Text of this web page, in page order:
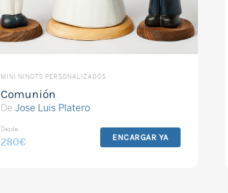
MINI NINOTS PERSONALIZADOS
Comunión
DeJose Luis Platero
Desde:
280€ ENCARGAR YA